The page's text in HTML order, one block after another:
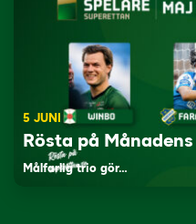
5 JUNI
Rösta på
Målfarlig trio gör…